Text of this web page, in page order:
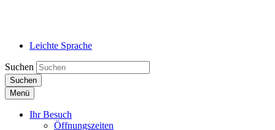
Leichte Sprache
Suchen
Suchen
Menü
Ihr Besuch
Öffnungszeiten